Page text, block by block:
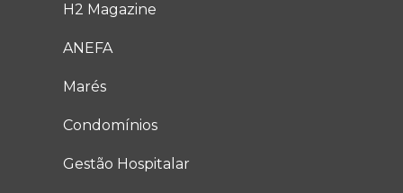
H2 Magazine
ANEFA
Marés
Condomínios
Gestão Hospitalar